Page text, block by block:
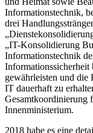
Informationstechnik,
drei
„IT-Konsolidierung
Informationstechnik
Informationssicherheit
gewährleisten und
IT dauerhaft zu
Gesamtkoordinierung
Innenministerium.
2018 habe es eine